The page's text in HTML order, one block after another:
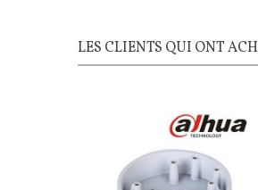
LES CLIENTS QUI ONT